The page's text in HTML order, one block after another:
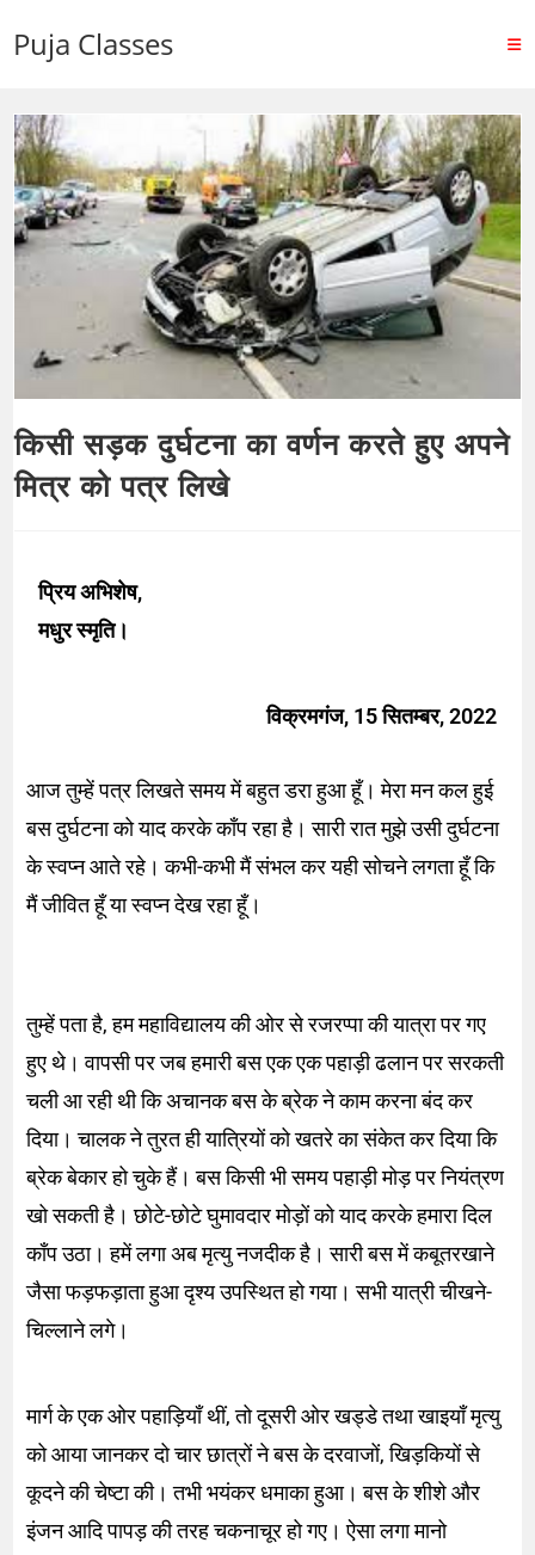
Puja Classes
किसी सड़क दुर्घटना का वर्णन करते हुए अपने
मित्र को पत्र लिखे
प्रिय अभिशेष,
मधुर स्मृति।
विक्रमगंज, 15 सितम्बर, 2022
आज तुम्हें पत्र लिखते समय में बहुत डरा हुआ हूँ। मेरा मन कल हुई
बस दुर्घटना को याद करके काँप रहा है। सारी रात मुझे उसी दुर्घटना
के स्वप्न आते रहे। कभी-कभी मैं संभल कर यही सोचने लगता हूँ कि
मैं जीवित हूँ या स्वप्न देख रहा हूँ।
तुम्हें पता है, हम महाविद्यालय की ओर से रजरप्पा की यात्रा पर गए
हुए थे। वापसी पर जब हमारी बस एक एक पहाड़ी ढलान पर सरकती
चली आ रही थी कि अचानक बस के ब्रेक ने काम करना बंद कर
दिया। चालक ने तुरत ही यात्रियों को खतरे का संकेत कर दिया कि
ब्रेक बेकार हो चुके हैं। बस किसी भी समय पहाड़ी मोड़ पर नियंत्रण
खो सकती है। छोटे-छोटे घुमावदार मोड़ों को याद करके हमारा दिल
काँप उठा। हमें लगा अब मृत्यु नजदीक है। सारी बस में कबूतरखाने
जैसा फड़फड़ाता हुआ दृश्य उपस्थित हो गया। सभी यात्री चीखने-
चिल्लाने लगे।
मार्ग के एक ओर पहाड़ियाँ थीं, तो दूसरी ओर खड्डे तथा खाइयाँ मृत्यु
को आया जानकर दो चार छात्रों ने बस के दरवाजों, खिड़कियों से
कूदने की चेष्टा की। तभी भयंकर धमाका हुआ। बस के शीशे और
इंजन आदि पापड़ की तरह चकनाचूर हो गए। ऐसा लगा मानो